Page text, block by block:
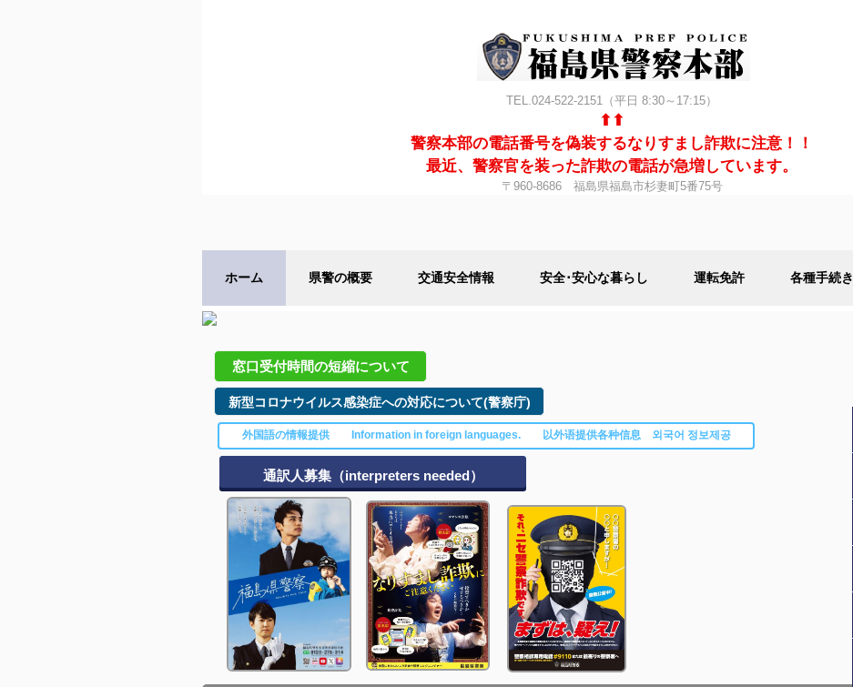
TEL.024-522-2151（平日 8:30～17:15）
⬆⬆
警察本部の電話番号を偽装するなりすまし詐欺に注意！！
最近、警察官を装った詐欺の電話が急増しています。
〒960-8686 福島県福島市杉妻町5番75号
ホーム 県警の概要 交通安全情報 安全･安心な暮らし 運転免許 各種手続き
窓口受付時間の短縮について
新型コロナウイルス感染症への対応について(警察庁)
外国語の情報提供 Information in foreign languages. 以外语提供各种信息 외국어 정보제공
通訳人募集（interpreters needed）